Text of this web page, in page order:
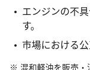
エンジンの不
す。
市場における
混和軽油を販売